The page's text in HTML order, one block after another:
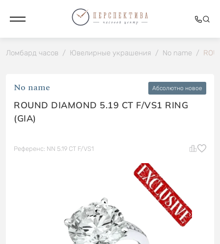
Ломбард часов / Ювелирные украшения / No name /
No name Абсолютно новое
ROUND DIAMOND 5.19 CT F/VS1 RING
(GIA)
Референс: NN 5.19 CT F/VS1